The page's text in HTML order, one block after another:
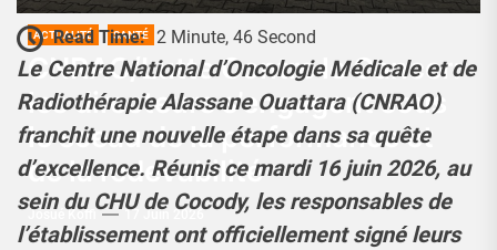
ACTUALITÉ SANTÉ
CNRAO/Lutte Contre le Cancer:
les directeurs s’engagent sous
le sceau de la performance et
de la redevabilité
Josué Koffi 17 Juin 2026
Read Time: 2 Minute, 46 Second
Le Centre National d’Oncologie Médicale et de
Radiothérapie Alassane Ouattara (CNRAO)
franchit une nouvelle étape dans sa quête
d’excellence. Réunis ce mardi 16 juin 2026, au
sein du CHU de Cocody, les responsables de
l’établissement ont officiellement signé leurs